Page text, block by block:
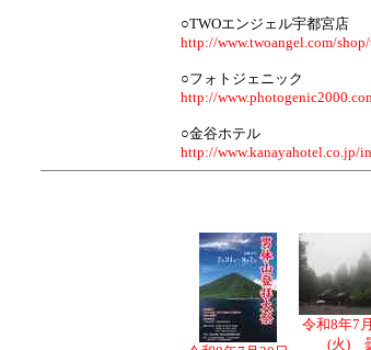
○TWOエンジェル宇都宮店
http://www.twoangel.com/
○フォトジェニック
http://
○金谷ホテル
http://www.kanayahotel.co.jp/
令和8年7
(火)